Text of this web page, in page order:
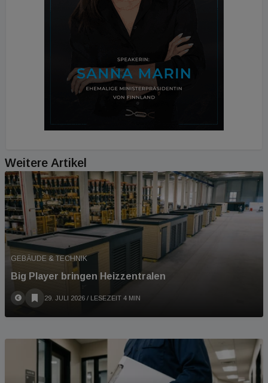
Weitere Artikel
GEBÄUDE & TECHNIK
Big Player bringen Heizzentralen
29. JULI 2026 / LESEZEIT 4 MIN